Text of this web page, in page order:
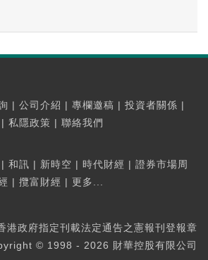
| 公司介紹 | 專欄邀稿 | 投資者關係 |
| 私隱政策 | 聯絡我們
| 和訊 | 新時空 | 時代財經 | 證券市場周
| 攬富財經 | 更多...
港政府指定刊載法定通告之憲報刊登報章
© 1998 - 2026 財華控股有限公司